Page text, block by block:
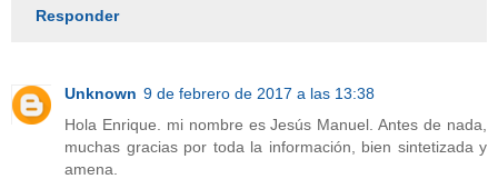
Responder
Unknown 9 de febrero de 2017 a las 13:38
Hola Enrique. mi nombre es Jesús Manuel. Antes de nada,
muchas gracias por toda la información, bien sintetizada y
amena.